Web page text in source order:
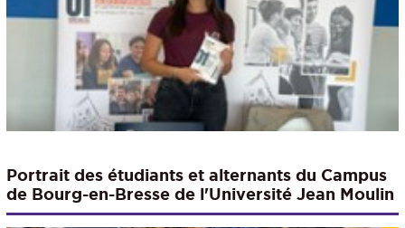
Portrait des étudiants et alternants du Campus
de Bourg-en-Bresse de l'Université Jean Moulin
Lyon 3